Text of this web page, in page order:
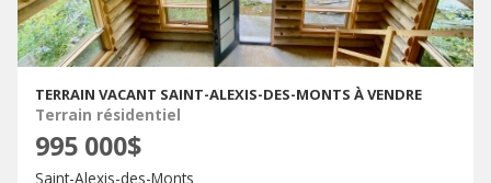
TERRAIN VACANT SAINT-ALEXIS-DES-MONTS À VENDRE
Terrain résidentiel
995 000$
Saint-Alexis-des-Monts